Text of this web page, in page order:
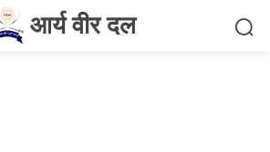
आर्य वीर दल